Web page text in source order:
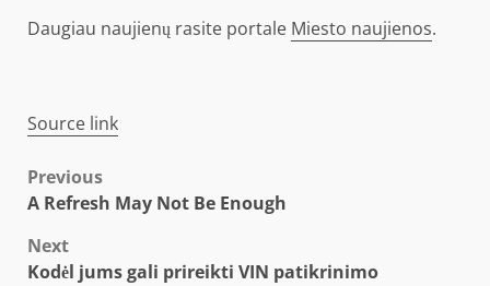
Daugiau naujienų rasite portale Miesto naujienos.
Source link
Post
navigation
Previous
A Refresh May Not Be Enough
Next
Kodėl jums gali prireikti VIN patikrinimo